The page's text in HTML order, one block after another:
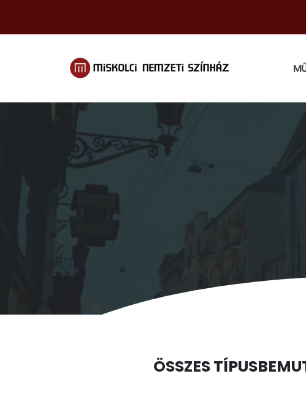
ÖSSZES TÍPUS